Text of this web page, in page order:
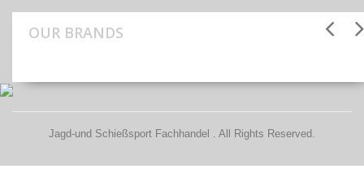
OUR BRANDS
Jagd-und Schießsport Fachhandel . All Rights Reserved.